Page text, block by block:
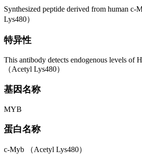
Synthesized peptide derived from human c-
Lys480）
特异性
This antibody detects endogenous levels of
（Acetyl Lys480）
基因名称
MYB
蛋白名称
c-Myb （Acetyl Lys480）